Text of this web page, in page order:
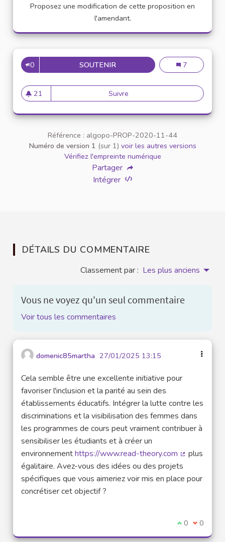
Proposez une modification de cette proposition en
l'amendant.
0 SOUTENIR26 26
7
21
21 abonnés
Suivre
Référence : algopo-PROP-2020-11-44
Numéro de version 1 (sur 1) voir les autres versions
Vérifiez l'empreinte numérique
Partager
Intégrer
DÉTAILS DU COMMENTAIRE
Classement par : Les plus anciens
Vous ne voyez qu'un seul commentaire
Voir tous les commentaires
domenic85martha 27/01/2025 13:15
Cela semble être une excellente initiative pour
favoriser l'inclusion et la parité au sein des
établissements éducatifs. Intégrer la lutte contre les
discriminations et la visibilisation des femmes dans
les programmes de cours peut vraiment contribuer à
sensibiliser les étudiants et à créer un
environnementhttps://www.read-theory.com
(Lien
plus
égalitaire. Avez-vous des idées ou des projets
spécifiques que vous aimeriez voir mis en place pour
concrétiser cet objectif ?
Je suis
0 Je ne
0